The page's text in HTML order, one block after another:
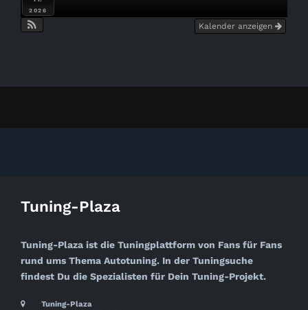
2026
Kalender anzeigen
Tuning-Plaza
Tuning-Plaza ist die Tuningplattform von Fans für Fans
rund ums Thema Autotuning. In der Tuningsuche
findest Du die Spezialisten für Dein Tuning-Projekt.
Tuning-Plaza